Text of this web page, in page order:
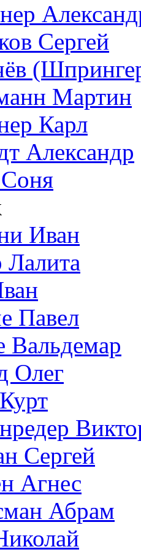
Сергей
Мартин
Карл
Александр
Иван
Лалита
Павел
Вальдемар
Олег
Сергей
Агнес
Абрам